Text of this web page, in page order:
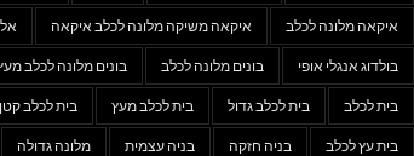
איקאה מלונה לכלב איקאה משיקה מלונה לכלב איקאה אל
בולדוג אנגלי אופי בונים מלונה לכלב בונים מלונה לכלב
בית לכלב בית לכלב גדול בית לכלב מעץ בית לכלב קטן
בית עץ לכלב בניה חזקה בניה עצמית מלונה גדולה